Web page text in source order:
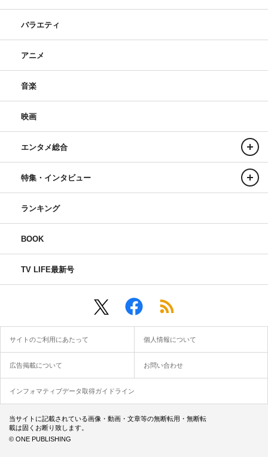
バラエティ
アニメ
音楽
映画
エンタメ総合
特集・インタビュー
ランキング
BOOK
TV LIFE最新号
サイトのご利用にあたって 個人情報について
広告掲載について お問い合わせ
インフォマティブデータ取得ガイドライン
当サイトに記載されている画像・動画・文章等の無断転用・無断転
載は固くお断り致します。
© ONE PUBLISHING